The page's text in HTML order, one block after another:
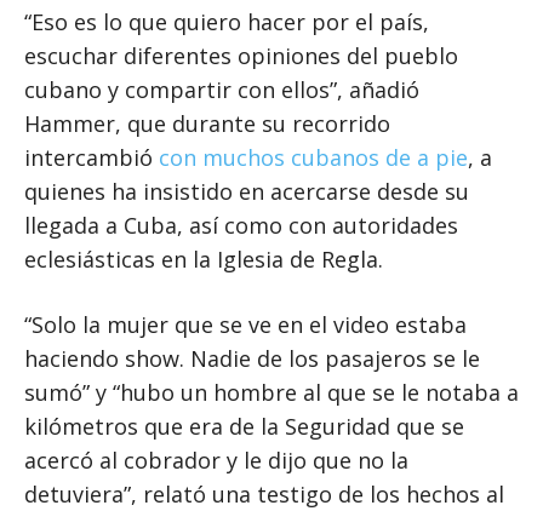
“Eso es lo que quiero hacer por el país,
escuchar diferentes opiniones del pueblo
cubano y compartir con ellos”, añadió
Hammer, que durante su recorrido
intercambió con muchos cubanos de a pie, a
quienes ha insistido en acercarse desde su
llegada a Cuba, así como con autoridades
eclesiásticas en la Iglesia de Regla.
“Solo la mujer que se ve en el video estaba
haciendo show. Nadie de los pasajeros se le
sumó” y “hubo un hombre al que se le notaba a
kilómetros que era de la Seguridad que se
acercó al cobrador y le dijo que no la
detuviera”, relató una testigo de los hechos al